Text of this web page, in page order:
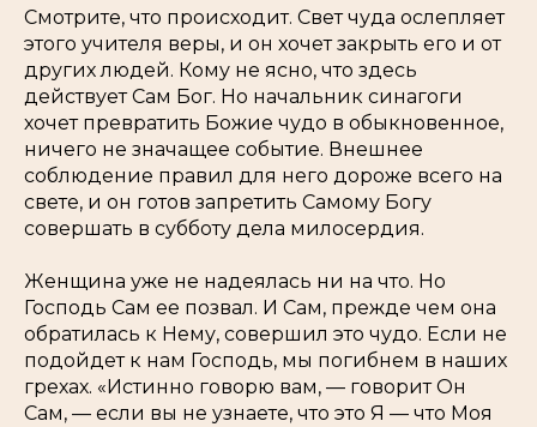
Смотрите, что происходит. Свет чуда ослепляет
этого учителя веры, и он хочет закрыть его и от
других людей. Кому не ясно, что здесь
действует Сам Бог. Но начальник синагоги
хочет превратить Божие чудо в обыкновенное,
ничего не значащее событие. Внешнее
соблюдение правил для него дороже всего на
свете, и он готов запретить Самому Богу
совершать в субботу дела милосердия.
Женщина уже не надеялась ни на что. Но
Господь Сам ее позвал. И Сам, прежде чем она
обратилась к Нему, совершил это чудо. Если не
подойдет к нам Господь, мы погибнем в наших
грехах. «Истинно говорю вам, — говорит Он
Сам, — если вы не узнаете, что это Я — что Моя